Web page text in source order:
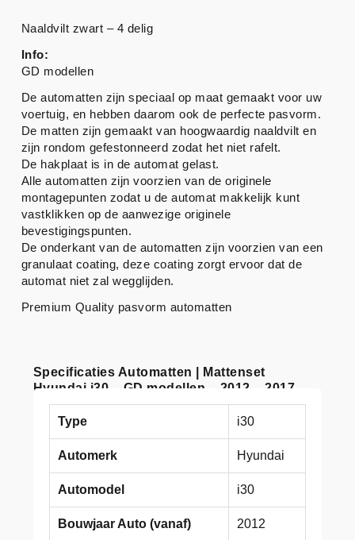
Specificaties Automatten | Mattenset
Hyundai i30 – GD modellen – 2012 – 2017
Type i30
Automerk Hyundai
Automodel i30
Bouwjaar Auto (vanaf) 2012
Naaldvilt zwart – 4 delig
Info:
GD modellen
De automatten zijn speciaal op maat gemaakt voor uw
voertuig, en hebben daarom ook de perfecte pasvorm.
De matten zijn gemaakt van hoogwaardig naaldvilt en
zijn rondom gefestonneerd zodat het niet rafelt.
De hakplaat is in de automat gelast.
Alle automatten zijn voorzien van de originele
montagepunten zodat u de automat makkelijk kunt
vastklikken op de aanwezige originele
bevestigingspunten.
De onderkant van de automatten zijn voorzien van een
granulaat coating, deze coating zorgt ervoor dat de
automat niet zal wegglijden.
Premium Quality pasvorm automatten